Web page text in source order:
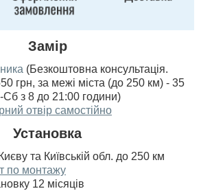
Замір
(Безкоштовна консультація.
грн, за межі міста (до 250 км) - 35
Сб з 8 до 21:00 години)
отвір самостійно
Установка
та Київській обл. до 250 км
по монтажу
12 місяців